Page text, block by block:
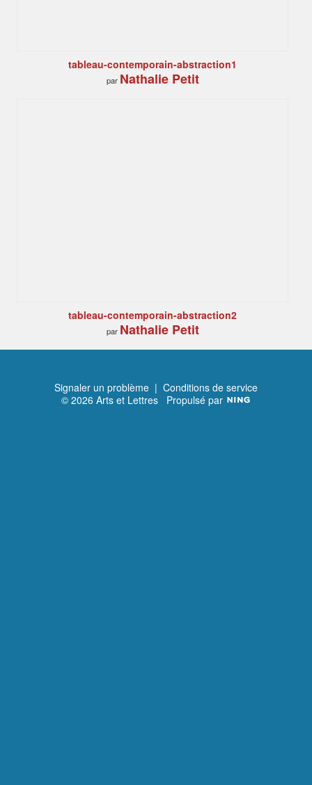
tableau-contemporain-abstraction1
par Nathalie Petit
tableau-contemporain-abstraction2
par Nathalie Petit
Signaler un problème | Conditions de service
© 2026 Arts et Lettres Propulsé par